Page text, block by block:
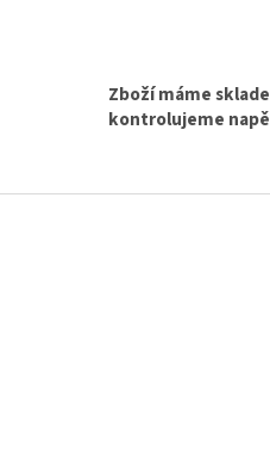
Zboží máme
kontrolujeme